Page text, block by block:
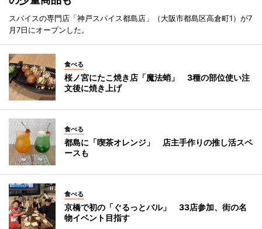
スパイスの専門店「神戸スパイス都島店」（大阪市都島区高倉町1）が7
月7日にオープンした。
食べる
桜ノ宮にたこ焼き店「魔法蛸」 3種の部位使い注
文後に焼き上げ
食べる
都島に「喫茶オレンジ」 店主手作りの推し活スペ
ースも
食べる
京橋で初の「ぐるっとバル」 33店参加、街の名
物イベント目指す